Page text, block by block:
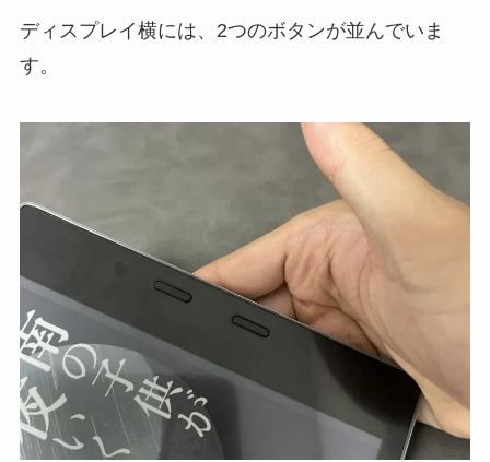
ディスプレイ横には、2つのボタンが並んでいま
す。